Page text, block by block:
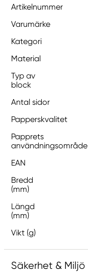
Artikelnummer
Varumärke
Kategori
Material
Typ av
block
Antal sidor
Papperskvalitet
Papprets
användningsområde
EAN
Bredd
(mm)
Längd
(mm)
Vikt (g)
Säkerhet & Miljö